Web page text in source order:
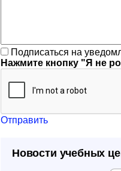
Подписаться на
Нажмите кнопку "Я не
Отправить
Новости учебных